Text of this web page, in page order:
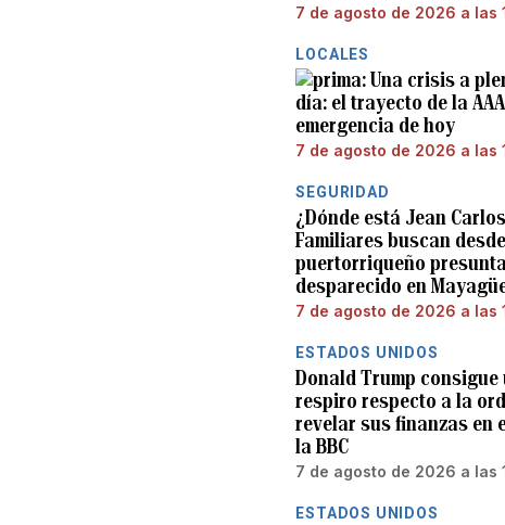
7 de agosto de 2026 a las
LOCALES
Una crisis a
día: el trayecto de la
emergencia de hoy
7 de agosto de 2026 a las
SEGURIDAD
¿Dónde está Jean
Familiares buscan
puertorriqueño
desparecido en
7 de agosto de 2026 a las
ESTADOS UNIDOS
Donald Trump consigue
respiro respecto a la
revelar sus finanzas en
la BBC
7 de agosto de 2026 a las
ESTADOS UNIDOS